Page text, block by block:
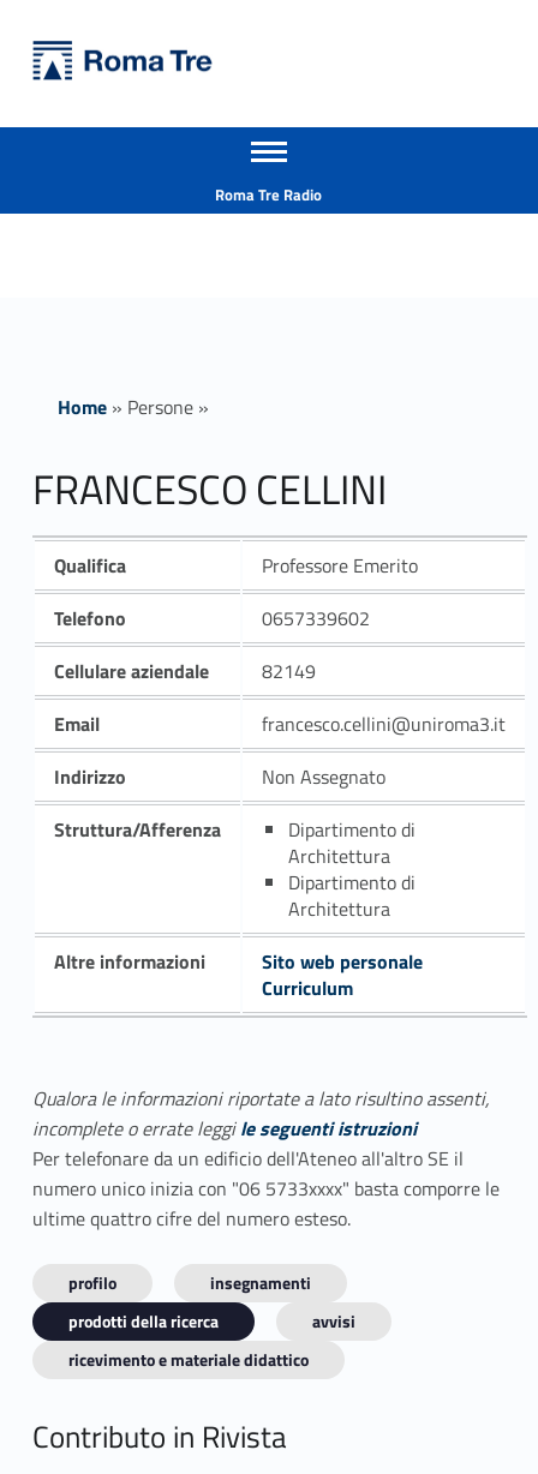
FRANCESCO CELLINI ricerca - Università Roma Tre
Apri il menu secondario
Roma Tre Radio
Home» Persone»
FRANCESCO CELLINI
Qualifica
Professore Emerito
Telefono
0657339602
Cellulare aziendale
82149
Email
francesco.cellini@uniroma3.it
Indirizzo
Non Assegnato
Struttura/Afferenza
Dipartimento di
Architettura
Dipartimento di
Architettura
Altre informazioni
Sito web personale
Curriculum
Qualora le informazioni riportate a lato risultino assenti,
incomplete o errate leggile seguenti istruzioni
Per telefonare da un edificio dell'Ateneo all'altro SE il
numero unico inizia con "06 5733xxxx" basta comporre le
ultime quattro cifre del numero esteso.
profilo
insegnamenti
prodotti della ricerca
avvisi
ricevimento e materiale didattico
Contributo in Rivista